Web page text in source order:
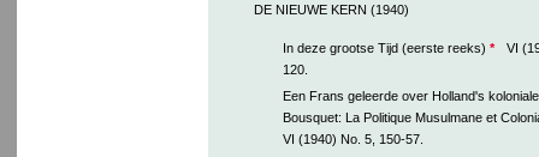
DE NIEUWE KERN (1940)
In deze grootse Tijd (eerste reeks) *
VI
120.
Een Frans geleerde over Holland's
Bousquet: La Politique Musulmane et
VI (1940) No. 5, 150-57.